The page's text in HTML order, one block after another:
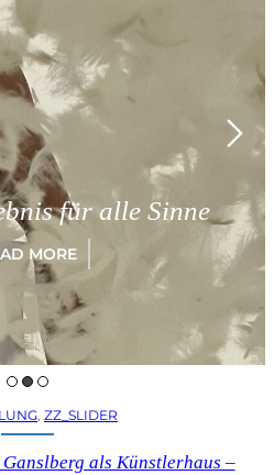
Sinne
, ZZ_SLIDER
als Künstlerhaus –